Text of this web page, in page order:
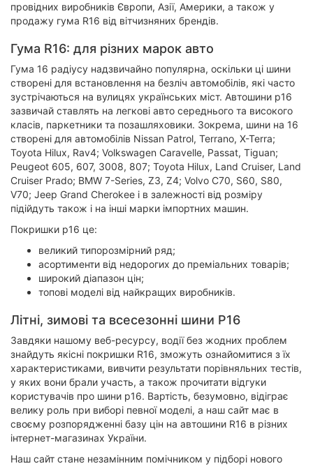
провідних виробників Європи, Азії, Америки, а також у
продажу гума R16 від вітчизняних брендів.
Гума R16: для різних марок авто
Гума 16 радіусу надзвичайно популярна, оскільки ці шини
створені для встановлення на безліч автомобілів, які часто
зустрічаються на вулицях українських міст. Автошини р16
зазвичай ставлять на легкові авто середнього та високого
класів, паркетники та позашляховики. Зокрема, шини на 16
створені для автомобілів Nissan Patrol, Terrano, X-Terra;
Toyota Hilux, Rav4; Volkswagen Caravelle, Passat, Tiguan;
Peugeot 605, 607, 3008, 807; Toyota Hilux, Land Cruiser, Land
Cruiser Prado; BMW 7-Series, Z3, Z4; Volvo C70, S60, S80,
V70; Jeep Grand Cherokee і в залежності від розміру
підійдуть також і на інші марки імпортних машин.
Покришки р16 це:
великий типорозмірний ряд;
асортименти від недорогих до преміальних товарів;
широкий діапазон цін;
топові моделі від найкращих виробників.
Літні, зимові та всесезонні шини Р16
Завдяки нашому веб-ресурсу, водії без жодних проблем
знайдуть якісні покришки R16, зможуть ознайомитися з їх
характеристиками, вивчити результати порівняльних тестів,
у яких вони брали участь, а також прочитати відгуки
користувачів про шини р16. Вартість, безумовно, відіграє
велику роль при виборі певної моделі, а наш сайт має в
своєму розпорядженні базу цін на автошини R16 в різних
інтернет-магазинах України.
Наш сайт стане незамінним помічником у підборі нового